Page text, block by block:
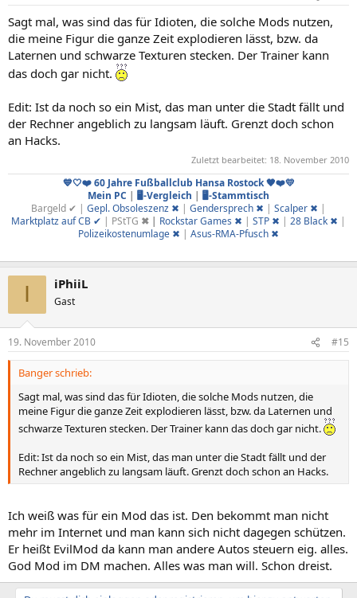
Sagt mal, was sind das für Idioten, die solche Mods nutzen,
die meine Figur die ganze Zeit explodieren lässt, bzw. da
Laternen und schwarze Texturen stecken. Der Trainer kann
das doch gar nicht.
Edit: Ist da noch so ein Mist, das man unter die Stadt fällt und
der Rechner angeblich zu langsam läuft. Grenzt doch schon
an Hacks.
Zuletzt bearbeitet: 18. November 2010
💙🤍❤️ 60 Jahre Fußballclub Hansa Rostock 🖤❤️💛
Mein PC | 🖥️-Vergleich | 🖥️-Stammtisch
Bargeld ✔ | Gepl. Obsoleszenz ✖ | Gendersprech ✖ | Scalper ✖ |
Marktplatz auf CB ✔ | PStTG ✖ | RockstarGames ✖ | STP ✖ | 28 Black ✖ |
Polizeikostenumlage ✖ | Asus-RMA-Pfusch ✖
I iPhiiL
Gast
19. November 2010 #15
Banger schrieb:
Sagt mal, was sind das für Idioten, die solche Mods nutzen, die
meine Figur die ganze Zeit explodieren lässt, bzw. da Laternen und
schwarze Texturen stecken. Der Trainer kann das doch gar nicht.
Edit: Ist da noch so ein Mist, das man unter die Stadt fällt und der
Rechner angeblich zu langsam läuft. Grenzt doch schon an Hacks.
Ich weiß was für ein Mod das ist. Den bekommt man nicht
mehr im Internet und man kann sich nicht dagegen schützen.
Er heißt EvilMod da kann man andere Autos steuern eig. alles.
God Mod im DM machen. Alles was man will. Schon dreist.